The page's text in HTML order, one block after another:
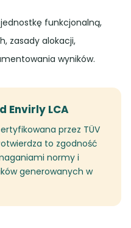
funkcjonalną,
zasady alokacji,
wyników.
Envirly LCA
przez TÜV
to zgodność
normy i
generowanych w